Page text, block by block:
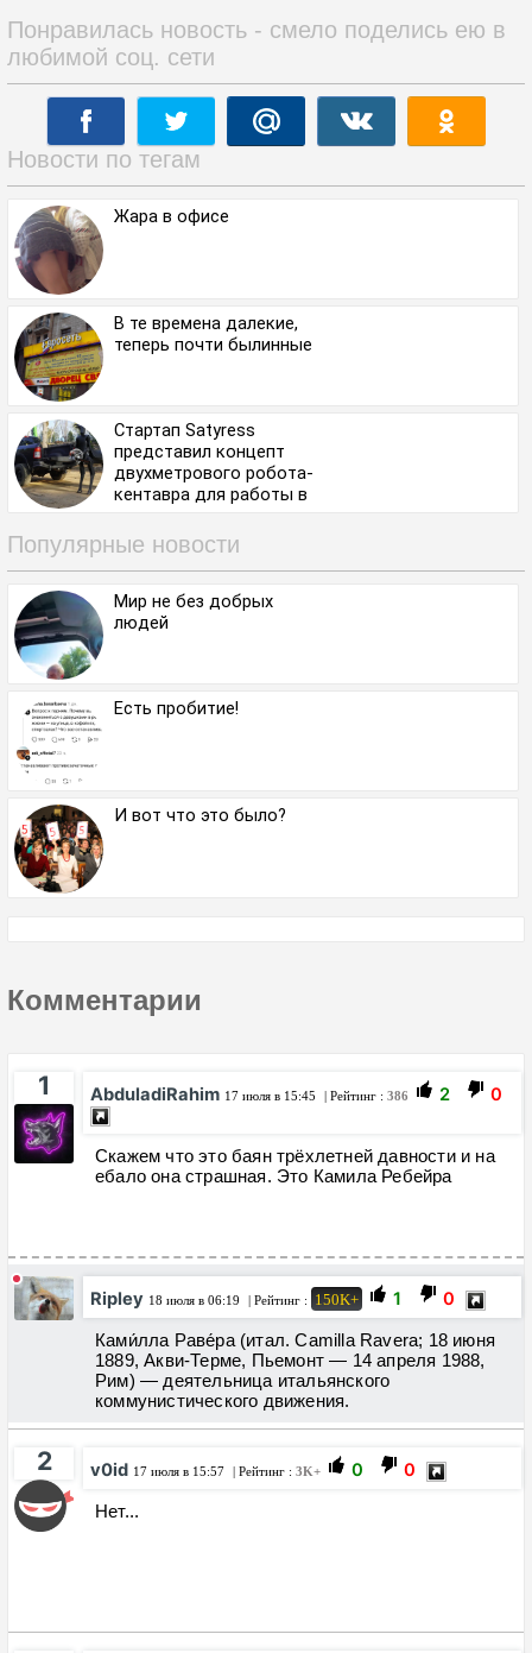
Понравилась новость - смело поделись ею в
любимой соц. сети
Новости по тегам
Жара в офисе
В те времена далекие,
теперь почти былинные
Стартап Satyress
представил концепт
двухметрового робота-
кентавра для работы в
условиях.
Популярные новости
Мир не без добрых
людей
Есть пробитие!
И вот что это было?
Комментарии
1 AbduladiRahim 17 июля в 15:45 | Рейтинг : 386 2 0
Скажем что это баян трёхлетней давности и на
ебало она страшная. Это Камила Ребейра
Ripley 18 июля в 06:19 | Рейтинг : 150K+ 1 0
Ками́лла Раве́ра (итал. Camilla Ravera; 18 июня
1889, Акви-Терме, Пьемонт — 14 апреля 1988,
Рим) — деятельница итальянского
коммунистического движения.
2 v0id 17 июля в 15:57 | Рейтинг : 3K+ 0 0
Нет...